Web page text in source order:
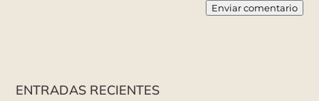
Enviar comentario
ENTRADAS RECIENTES